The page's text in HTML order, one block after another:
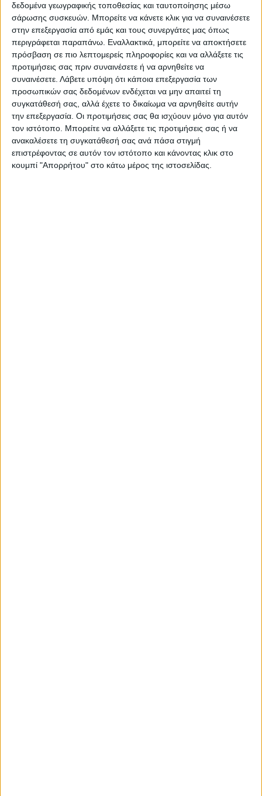
δεδομένα γεωγραφικής τοποθεσίας και ταυτοποίησης μέσω
σάρωσης συσκευών. Μπορείτε να κάνετε κλικ για να συναινέσετε
στην επεξεργασία από εμάς και τους συνεργάτες μας όπως
περιγράφεται παραπάνω. Εναλλακτικά, μπορείτε να αποκτήσετε
πρόσβαση σε πιο λεπτομερείς πληροφορίες και να αλλάξετε τις
προτιμήσεις σας πριν συναινέσετε ή να αρνηθείτε να
συναινέσετε. Λάβετε υπόψη ότι κάποια επεξεργασία των
προσωπικών σας δεδομένων ενδέχεται να μην απαιτεί τη
συγκατάθεσή σας, αλλά έχετε το δικαίωμα να αρνηθείτε αυτήν
την επεξεργασία. Οι προτιμήσεις σας θα ισχύουν μόνο για αυτόν
τον ιστότοπο. Μπορείτε να αλλάξετε τις προτιμήσεις σας ή να
ανακαλέσετε τη συγκατάθεσή σας ανά πάσα στιγμή
επιστρέφοντας σε αυτόν τον ιστότοπο και κάνοντας κλικ στο
κουμπί "Απορρήτου" στο κάτω μέρος της ιστοσελίδας.
αγρότες έχουν αναγκαστεί να προχωρήσουν
σε επανασπορές.
Οι καιρικές συνθήκες (βροχή, κρύο)
προκάλεσαν ζημιές στη διαδικασία του
φυτρώματος αλλά ο ΕΛΓΑ δεν καλύπτει τις
συγκεκριμένες ζημιές. Επανέλαβε ότι το
αγροτικό κίνημα διεκδικεί μεταξύ άλλων
αλλαγή του Κανονισμού ώστε να
καλύπτεται στο 100% κάθε ζημιογόνο αίτιο,
κατώτατες εγγυημένες τιμές που να